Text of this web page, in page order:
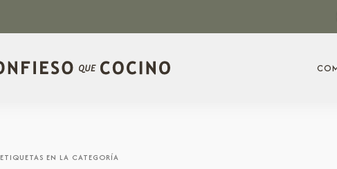
ETIQUETAS EN LA CATEGORÍA